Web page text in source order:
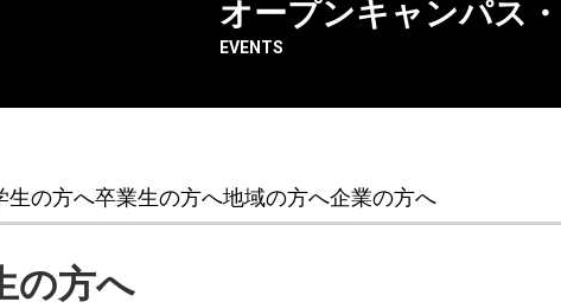
オープンキャンパス
EVENTS
生の方へ卒業生の方へ地域の方へ企業の方へ
の方へ
CAREER